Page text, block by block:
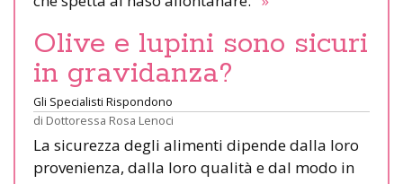
Olive e lupini sono sicuri
in gravidanza?
Gli Specialisti Rispondono
di Dottoressa Rosa Lenoci
La sicurezza degli alimenti dipende dalla loro
provenienza, dalla loro qualità e dal modo in